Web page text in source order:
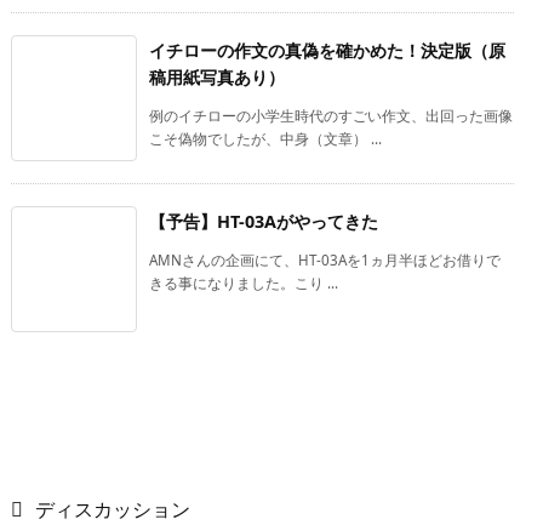
イチローの作文の真偽を確かめた！決定版（原
稿用紙写真あり）
例のイチローの小学生時代のすごい作文、出回った画像
こそ偽物でしたが、中身（文章） ...
【予告】HT-03Aがやってきた
AMNさんの企画にて、HT-03Aを1ヵ月半ほどお借りで
きる事になりました。こり ...
ディスカッション